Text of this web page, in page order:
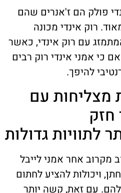
פולק הם ז'אנרים שהם
רוק אינדי מכונה
עם רוק אינדי, כאשר
כי אמני אינדי רוק רבים
להיפך.
מצליחות עם
חזק
לתוויות גדולות
מקרוב אחר אמני לייבל
ויכולות להציע לחתום
עם זאת, קשה יותר